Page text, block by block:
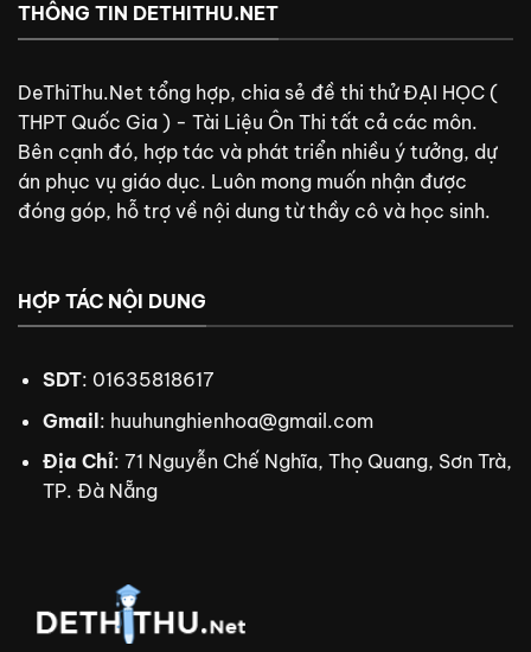
THÔNG TIN DETHITHU.NET
DeThiThu.Net tổng hợp, chia sẻ đề thi thử ĐẠI HỌC (
THPT Quốc Gia ) - Tài Liệu Ôn Thi tất cả các môn.
Bên cạnh đó, hợp tác và phát triển nhiều ý tưởng, dự
án phục vụ giáo dục. Luôn mong muốn nhận được
đóng góp, hỗ trợ về nội dung từ thầy cô và học sinh.
HỢP TÁC NỘI DUNG
SDT: 01635818617
Gmail: huuhunghienhoa@gmail.com
Địa Chỉ: 71 Nguyễn Chế Nghĩa, Thọ Quang, Sơn Trà,
TP. Đà Nẵng